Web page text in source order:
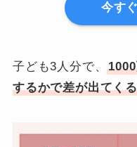
今す
子ども3人分で、
するかで差が出てく